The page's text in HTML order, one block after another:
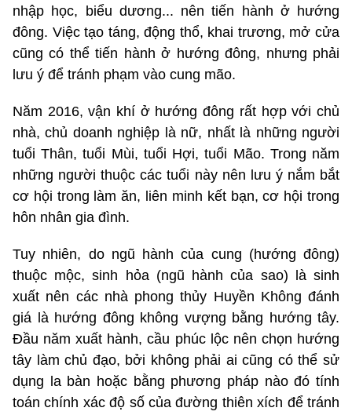
nhập học, biểu dương... nên tiến hành ở hướng
đông. Việc tạo táng, động thổ, khai trương, mở cửa
cũng có thể tiến hành ở hướng đông, nhưng phải
lưu ý để tránh phạm vào cung mão.
Năm 2016, vận khí ở hướng đông rất hợp với chủ
nhà, chủ doanh nghiệp là nữ, nhất là những người
tuổi Thân, tuổi Mùi, tuổi Hợi, tuổi Mão. Trong năm
những người thuộc các tuổi này nên lưu ý nắm bắt
cơ hội trong làm ăn, liên minh kết bạn, cơ hội trong
hôn nhân gia đình.
Tuy nhiên, do ngũ hành của cung (hướng đông)
thuộc mộc, sinh hỏa (ngũ hành của sao) là sinh
xuất nên các nhà phong thủy Huyền Không đánh
giá là hướng đông không vượng bằng hướng tây.
Đầu năm xuất hành, cầu phúc lộc nên chọn hướng
tây làm chủ đạo, bởi không phải ai cũng có thể sử
dụng la bàn hoặc bằng phương pháp nào đó tính
toán chính xác độ số của đường thiên xích để tránh